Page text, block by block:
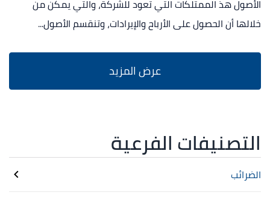
الأصول هذ الممتلكات التي تعود للشركة، والتي يمكن من
خلالها أن الحصول على الأرباح والإيرادات، وتنقسم الأصول...
التصنيفات الفرعية
الضرائب